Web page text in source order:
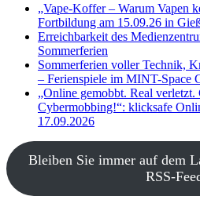
„Vape-Koffer – Warum Vapen
Fortbildung am 15.09.26 in
Erreichbarkeit des
Sommerferien
Sommerferien voller Technik,
– Ferienspiele im MINT-Space
„Online gemobbt. Real verletzt.
Cybermobbing!“: klicksafe
17.09.2026
Bleiben Sie immer auf dem
RSS-